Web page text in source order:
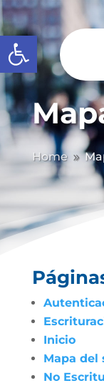
Abrir barra de
Home 9
Inicio
Mapa del
No